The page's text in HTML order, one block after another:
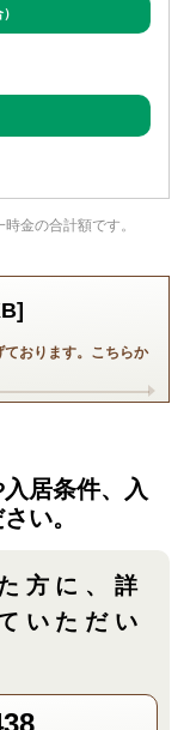
金の合計額です。
おります。こちらか
居条件、入
い。
方に、 詳
いただい